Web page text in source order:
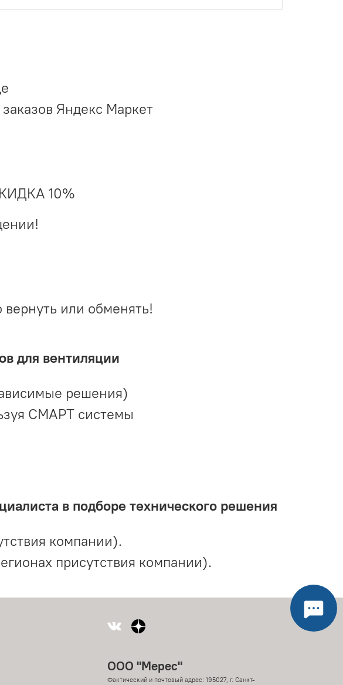
Яндекс Маркет
10%
или обменять!
для вентиляции
решения)
СМАРТ системы
в подборе технического решения
компании).
присутствия компании).
ООО "Мерес"
Фактический и почтовый адрес: 195027, г. Санкт-